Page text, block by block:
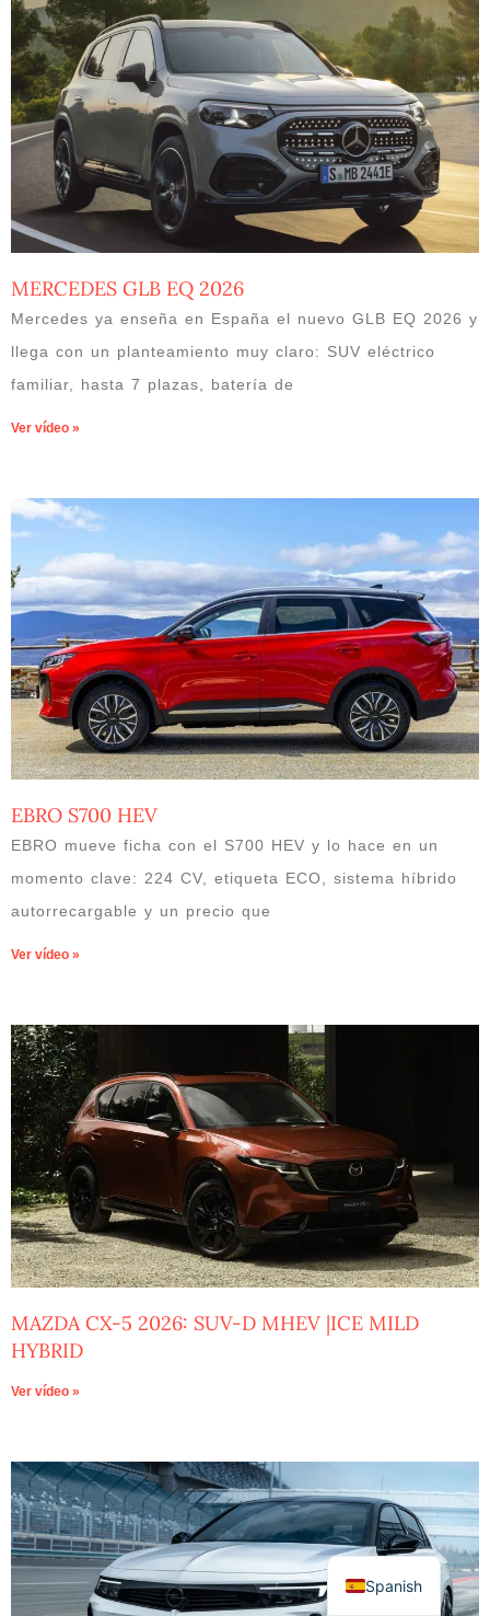
MERCEDES GLB EQ 2026
Mercedes ya enseña en España el nuevo GLB EQ 2026 y
llega con un planteamiento muy claro: SUV eléctrico
familiar, hasta 7 plazas, batería de
Ver vídeo »
EBRO S700 HEV
EBRO mueve ficha con el S700 HEV y lo hace en un
momento clave: 224 CV, etiqueta ECO, sistema híbrido
autorrecargable y un precio que
Ver vídeo »
MAZDA CX-5 2026: SUV-D MHEV |ICE MILD
HYBRID
Ver vídeo »
Spanish